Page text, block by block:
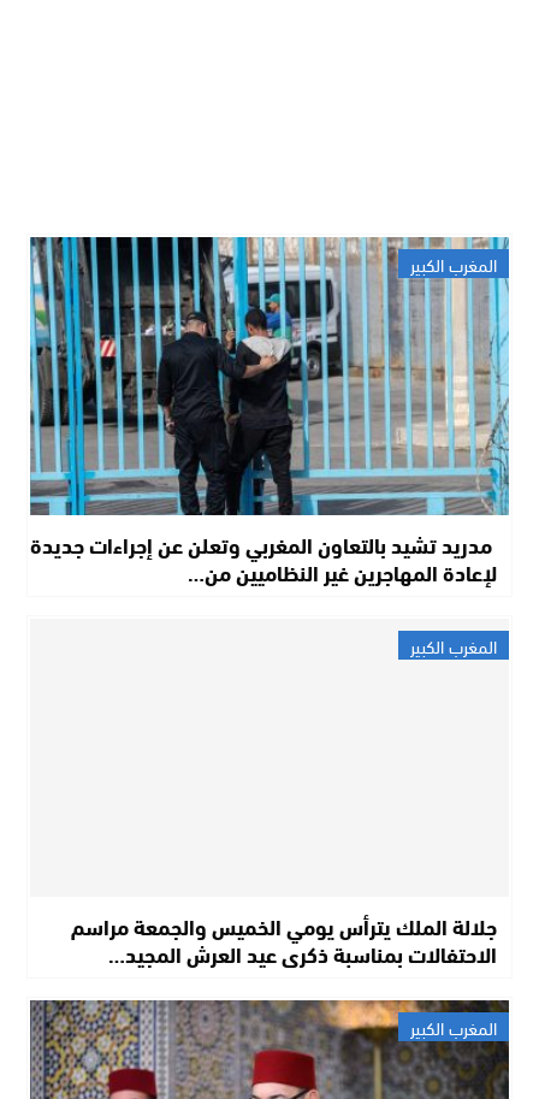
المغرب الكبير
مدريد تشيد بالتعاون المغربي وتعلن عن إجراءات جديدة
لإعادة المهاجرين غير النظاميين من…
المغرب الكبير
جلالة الملك يترأس يومي الخميس والجمعة مراسم
الاحتفالات بمناسبة ذكرى عيد العرش المجيد…
المغرب الكبير